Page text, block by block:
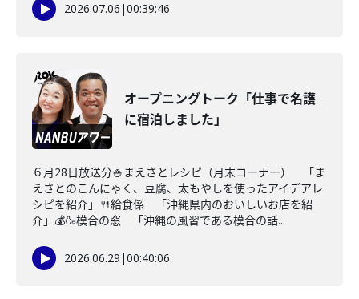
2026.07.06 |00:39:46
オープニングトーク「仕事で名護
に宿泊しました」
６月28日放送分🍚まえさとレシピ（月末コーナー） 「ま
えさとのこんにゃく、豆腐、太もやしを使ったアイデアレ
シピを紹介」🍴給食係 「沖縄県内のおいしいお店を紹
介」💰🍶模合の窓 「沖縄の風習である模合の話...
2026.06.29 |00:40:06